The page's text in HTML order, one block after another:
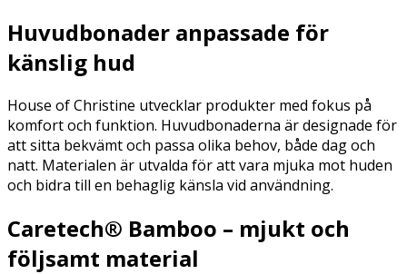
Huvudbonader anpassade för
känslig hud
House of Christine utvecklar produkter med fokus på
komfort och funktion. Huvudbonaderna är designade för
att sitta bekvämt och passa olika behov, både dag och
natt. Materialen är utvalda för att vara mjuka mot huden
och bidra till en behaglig känsla vid användning.
Caretech® Bamboo – mjukt och
följsamt material